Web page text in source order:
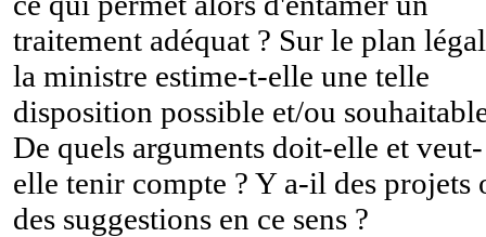
traitement adéquat ? Sur le plan
la ministre estime-t-elle une telle
disposition possible et/ou
De quels arguments doit-elle et veut-
elle tenir compte ? Y a-il des projets
des suggestions en ce sens ?